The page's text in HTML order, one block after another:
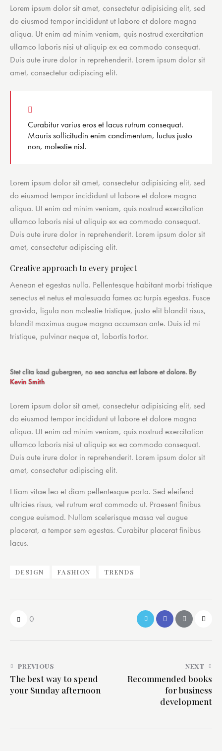
Lorem ipsum dolor sit amet, consectetur adipisicing elit, sed
do eiusmod tempor incididunt ut labore et dolore magna
aliqua. Ut enim ad minim veniam, quis nostrud exercitation
ullamco laboris nisi ut aliquip ex ea commodo consequat.
Duis aute irure dolor in reprehenderit. Lorem ipsum dolor sit
amet, consectetur adipiscing elit.
Curabitur varius eros et lacus rutrum consequat.
Mauris sollicitudin enim condimentum, luctus justo
non, molestie nisl.
Lorem ipsum dolor sit amet, consectetur adipisicing elit, sed
do eiusmod tempor incididunt ut labore et dolore magna
aliqua. Ut enim ad minim veniam, quis nostrud exercitation
ullamco laboris nisi ut aliquip ex ea commodo consequat.
Duis aute irure dolor in reprehenderit. Lorem ipsum dolor sit
amet, consectetur adipiscing elit.
Creative approach to every project
Aenean et egestas nulla. Pellentesque habitant morbi tristique
senectus et netus et malesuada fames ac turpis egestas. Fusce
gravida, ligula non molestie tristique, justo elit blandit risus,
blandit maximus augue magna accumsan ante. Duis id mi
tristique, pulvinar neque at, lobortis tortor.
Stet clita kasd gubergren, no sea sanctus est labore et dolore. By
Kevin Smith
Lorem ipsum dolor sit amet, consectetur adipisicing elit, sed
do eiusmod tempor incididunt ut labore et dolore magna
aliqua. Ut enim ad minim veniam, quis nostrud exercitation
ullamco laboris nisi ut aliquip ex ea commodo consequat.
Duis aute irure dolor in reprehenderit. Lorem ipsum dolor sit
amet, consectetur adipiscing elit.
Etiam vitae leo et diam pellentesque porta. Sed eleifend
ultricies risus, vel rutrum erat commodo ut. Praesent finibus
congue euismod. Nullam scelerisque massa vel augue
placerat, a tempor sem egestas. Curabitur placerat finibus
lacus.
DESIGN FASHION TRENDS
0
PREVIOUS
The best way to spend
your Sunday afternoon
NEXT
Recommended books
for business
development